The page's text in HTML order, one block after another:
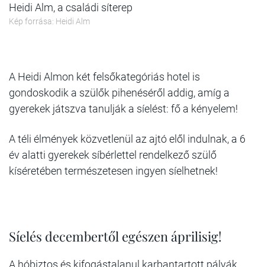
Heidi Alm, a családi síterep
Kép forrása: Heidi Alm
A Heidi Almon két felsőkategóriás hotel is
gondoskodik a szülők pihenéséről addig, amíg a
gyerekek játszva tanulják a síelést: fő a kényelem!
A téli élmények közvetlenül az ajtó elől indulnak, a 6
év alatti gyerekek síbérlettel rendelkező szülő
kíséretében természetesen ingyen síelhetnek!
Síelés decembertől egészen áprilisig!
A hóbiztos és kifogástalanul karbantartott pályák